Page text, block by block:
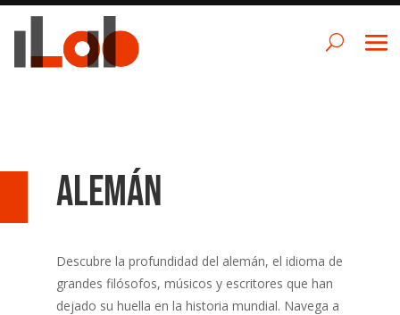
Alemán
Descubre la profundidad del alemán, el idioma de
grandes filósofos, músicos y escritores que han
dejado su huella en la historia mundial. Navega a